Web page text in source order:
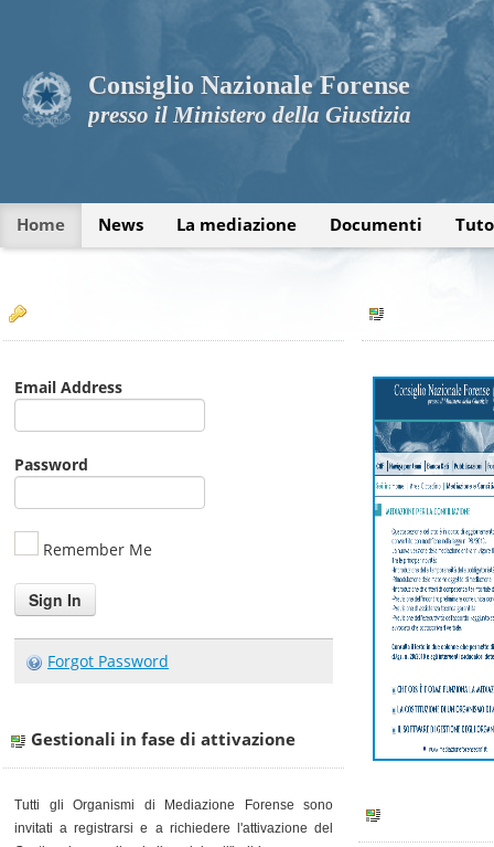
Consiglio Nazionale Forense
presso il Ministero della Giustizia
Home News La mediazione Documenti
Email Address
Password
Remember Me
Forgot Password
Gestionali in fase di attivazione
Tutti gli Organismi di Mediazione Forense sono
invitati a registrarsi e a richiedere l'attivazione del